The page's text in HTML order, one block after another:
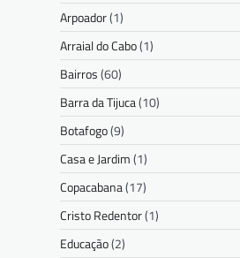
Arpoador(1)
Arraial do Cabo(1)
Bairros(60)
Barra da Tijuca(10)
Botafogo(9)
Casa e Jardim(1)
Copacabana(17)
Cristo Redentor(1)
Educação(2)